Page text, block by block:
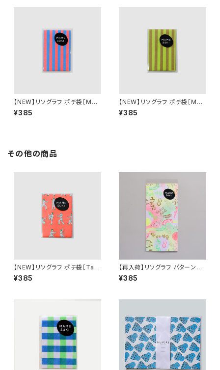
【NEW】リソグラフ ポチ袋［MA
MESUKI Basis ストライプ］ N
eonOrange × Light Blue
¥385
【NEW】リソグラフ ポチ袋［MA
MESUKI Basis ストライプ］ O
chre × Light Green
¥385
その他の商品
【NEW】リソグラフ ポチ袋［Tai
Chi 太極拳］ Neon Orange
¥385
【再入荷】リソグラフ パターンペ
ーパー［世界挨拶祭］Neon Re
d × Neon Yellow × Neon Gr
¥385